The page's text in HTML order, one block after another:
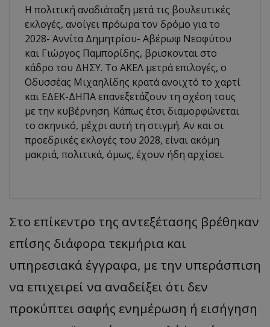
Η πολιτική αναδιάταξη μετά τις βουλευτικές
εκλογές, ανοίγει πρόωρα τον δρόμο για το
2028- Αννίτα Δημητρίου- Αβέρωφ Νεοφύτου
και Γιώργος Παμπορίδης, βρισκονται στο
κάδρο του ΔΗΣΥ. Το ΑΚΕΛ μετρά επιλογές, ο
Οδυσσέας Μιχαηλίδης κρατά ανοιχτό το χαρτί
και ΕΔΕΚ-ΔΗΠΑ επανεξετάζουν τη σχέση τους
με την κυβέρνηση. Κάπως έτσι διαμορφώνεται
το σκηνικό, μέχρι αυτή τη στιγμή. Αν και οι
προεδρικές εκλογές του 2028, είναι ακόμη
μακριά, πολιτικά, όμως, έχουν ήδη αρχίσει.
Στο επίκεντρο της αντεξέτασης βρέθηκαν
επίσης διάφορα τεκμήρια και
υπηρεσιακά έγγραφα, με την υπεράσπιση
να επιχειρεί να αναδείξει ότι δεν
προκύπτει σαφής ενημέρωση ή εισήγηση